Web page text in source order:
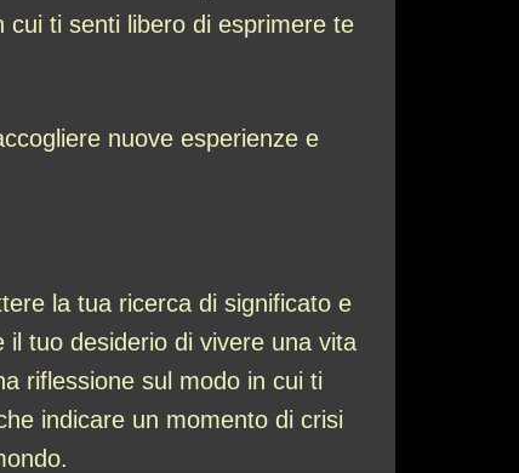
ti senti libero di esprimere te
nuove esperienze e
la tua ricerca di significato e
tuo desiderio di vivere una vita
riflessione sul modo in cui ti
indicare un momento di crisi